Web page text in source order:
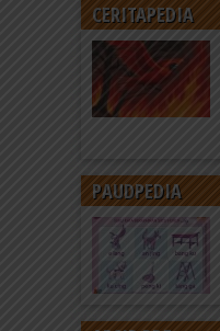
CERITAPEDIA
PAUDPEDIA